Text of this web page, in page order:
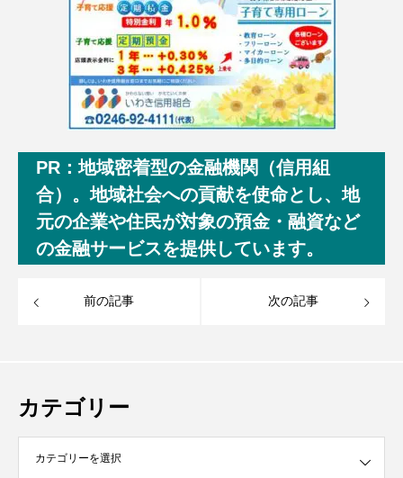
PR：地域密着型の金融機関（信用組
合）。地域社会への貢献を使命とし、地
元の企業や住民が対象の預金・融資など
の金融サービスを提供しています。
前の記事 次の記事
カテゴリー